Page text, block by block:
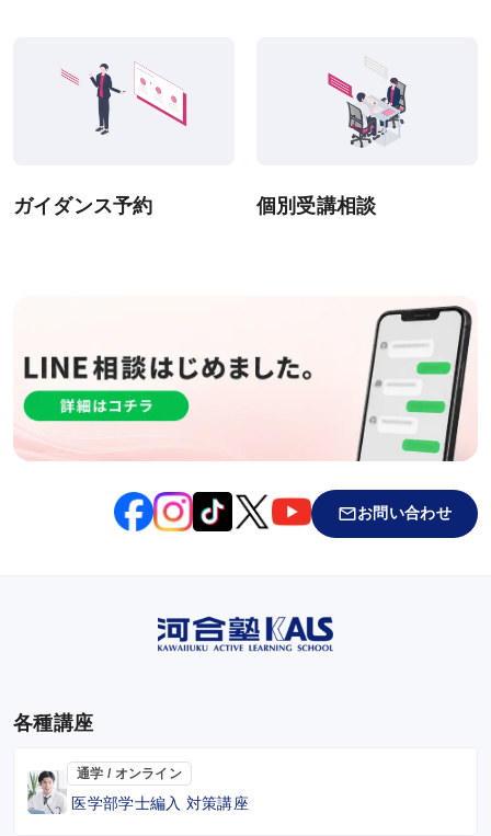
ガイダンス予約 個別受講相談
お問い合わせ
各種講座
通学 / オンライン
医学部学士編入 対策講座